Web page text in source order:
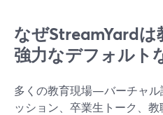
なぜStreamYard
強力なデフォルト
多くの教育現場—バーチャ
ッション、卒業生トーク、